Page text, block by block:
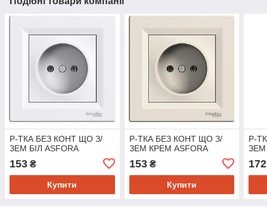
Р-ТКА БЕЗ КОНТ ЩО З/
ЗЕМ БІЛ ASFORA
153 ₴
Купити
Р-ТКА БЕЗ КОНТ ЩО З/
ЗЕМ КРЕМ ASFORA
153₴
Купити
Р-
ЗЕМ
172